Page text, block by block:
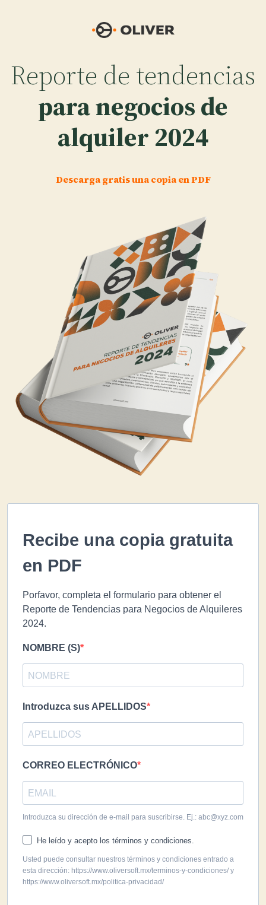
Reporte de tendencias
para negocios de
alquiler 2024
Descarga gratis una copia en PDF
Recibe una copia gratuita
en PDF
Porfavor, completa el formulario para obtener el
Reporte de Tendencias para Negocios de Alquileres
2024.
NOMBRE (S)
Introduzca sus APELLIDOS
CORREO ELECTRÓNICO
Introduzca su dirección de e-mail para suscribirse. Ej.: abc@xyz.com
He leído y acepto los términos y condiciones.
Usted puede consultar nuestros términos y condiciones entrado a
esta dirección: https://www.oliversoft.mx/terminos-y-condiciones/ y
https://www.oliversoft.mx/politica-privacidad/